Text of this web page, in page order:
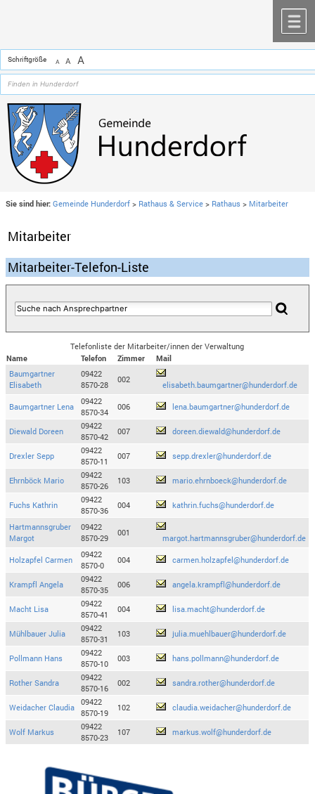
Schriftgröße A A A
Sie sind hier: Gemeinde Hunderdorf > Rathaus & Service > Rathaus > Mitarbeiter
Mitarbeiter
Mitarbeiter-Telefon-Liste
Telefonliste der Mitarbeiter/innen der Verwaltung
Name
Telefon Zimmer
Mail
Baumgartner
Elisabeth
09422
8570-28
002
elisabeth.baumgartner@hunderdorf.de
Baumgartner Lena
09422
8570-34
006 lena.baumgartner@hunderdorf.de
Diewald Doreen
09422
8570-42
007 doreen.diewald@hunderdorf.de
Drexler Sepp
09422
8570-11
007 sepp.drexler@hunderdorf.de
Ehrnböck Mario
09422
8570-26
103 mario.ehrnboeck@hunderdorf.de
Fuchs Kathrin
09422
8570-36
004 kathrin.fuchs@hunderdorf.de
Hartmannsgruber
Margot
09422
8570-29
001
margot.hartmannsgruber@hunderdorf.de
Holzapfel Carmen
09422
8570-0
004 carmen.holzapfel@hunderdorf.de
Krampfl Angela
09422
8570-35
006 angela.krampfl@hunderdorf.de
Macht Lisa
09422
8570-41
004 lisa.macht@hunderdorf.de
Mühlbauer Julia
09422
8570-31
103 julia.muehlbauer@hunderdorf.de
Pollmann Hans
09422
8570-10
003 hans.pollmann@hunderdorf.de
Rother Sandra
09422
8570-16
002 sandra.rother@hunderdorf.de
Weidacher Claudia
09422
8570-19
102 claudia.weidacher@hunderdorf.de
Wolf Markus
09422
8570-23
107 markus.wolf@hunderdorf.de